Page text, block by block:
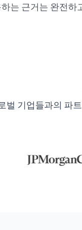
는 근거는 완전
벌 기업들과의 파